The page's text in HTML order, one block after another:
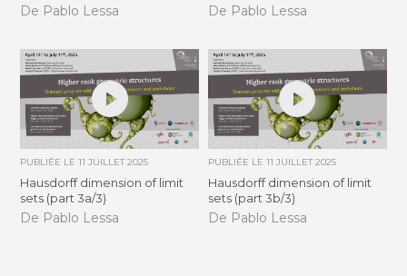
De Pablo Lessa De Pablo Lessa
PUBLIÉE LE11 JUILLET 2025
Hausdorff dimension of limit
sets (part 3a/3)
De Pablo Lessa
PUBLIÉE LE 11 JUILLET 2025
Hausdorff dimension of limit
sets (part 3b/3)
De Pablo Lessa